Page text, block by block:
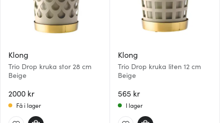
Klong
Trio Drop kruka stor 28 cm
Beige
2000 kr
Få i lager
Klong
Trio Drop kruka liten 12 cm
Beige
565 kr
I lager